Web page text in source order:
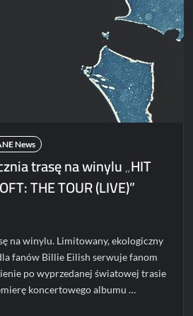
and
Grogu”
News
trasę na winylu „HIT
THE TOUR (LIVE)”
na winylu. Limitowany, ekologiczny
fanów Billie Eilish serwuje fanom
po wyprzedanej światowej trasie
koncertowego albumu …